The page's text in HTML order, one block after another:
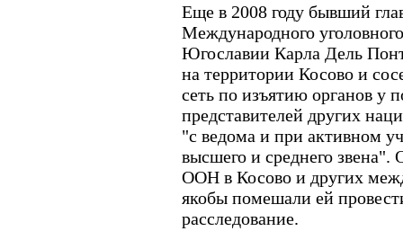
Еще в 2008 году бывший
Международного
Югославии Карла Дель
на территории Косово и
сеть по изъятию органов у
представителей других
"с ведома и при активном
высшего и среднего
ООН в Косово и других
якобы помешали ей
расследование.